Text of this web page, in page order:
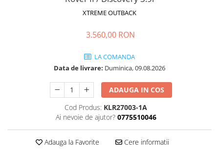
XTREME OUTBACK
3.560,00 RON
LA COMANDA
Data de livrare: Duminica, 09.08.2026
ADAUGA IN COS
Cod Produs: KLR27003-1A
Ai nevoie de ajutor? 0775510046
Adauga la Favorite Cere informatii